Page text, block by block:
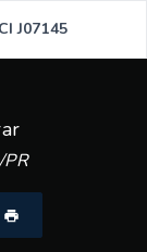
J07145